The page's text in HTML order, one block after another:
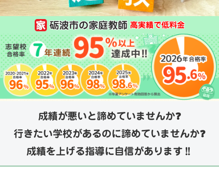
砺波市の家庭教師 高実績で低料金
成績が悪いと諦めていませんか❓
行きたい学校があるのに諦めていませんか❓
成績を上げる指導に自信があります‼️